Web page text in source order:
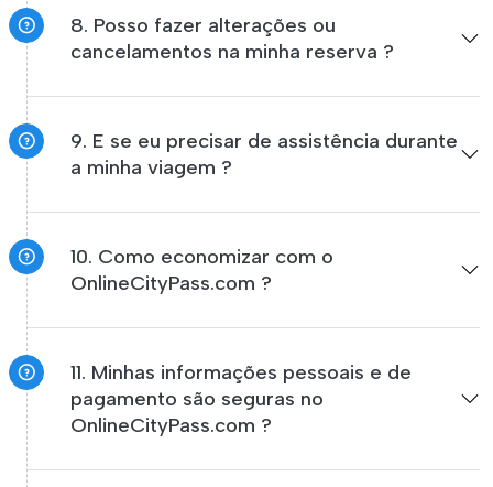
8. Posso fazer alterações ou
cancelamentos na minha reserva ?
9. E se eu precisar de assistência durante
a minha viagem ?
10. Como economizar com o
OnlineCityPass.com ?
11. Minhas informações pessoais e de
pagamento são seguras no
OnlineCityPass.com ?